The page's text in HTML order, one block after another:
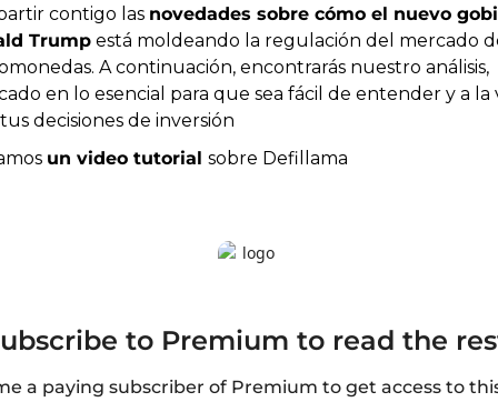
contigo las novedades sobre cómo el nuevo
Trump está moldeando la regulación del mercado
A continuación, encontrarás nuestro análisis,
en lo esencial para que sea fácil de entender y a la
decisiones de inversión
un video tutorial sobre Defillama
to Premium to read the
a paying subscriber of Premium to get access to